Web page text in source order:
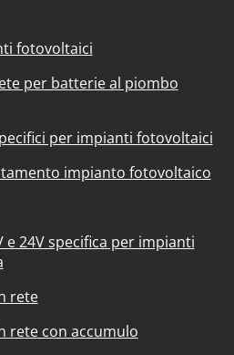
fotovoltaici
per batterie al piombo
per impianti fotovoltaici
impianto fotovoltaico
e 24V specifica per impianti
rete
rete con accumulo